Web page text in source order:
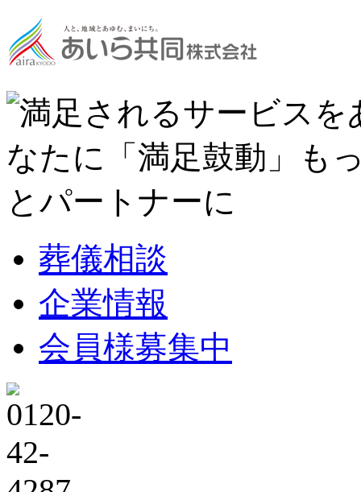
葬儀相談
企業情報
会員様募集中